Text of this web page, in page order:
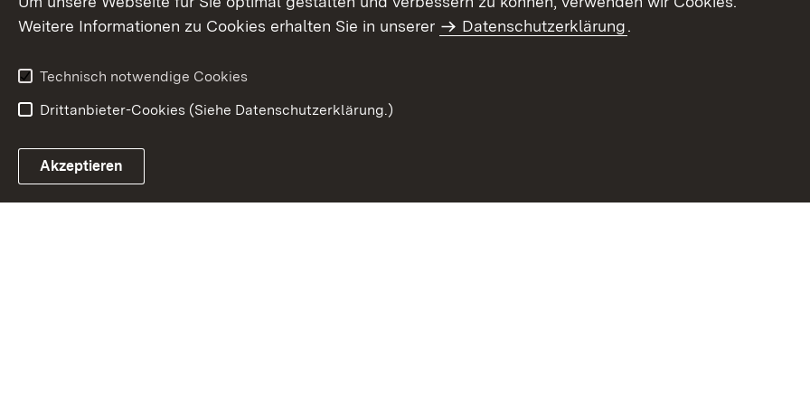
Weitere Informationen zu Cookies erhalten Sie in unserer
Datenschutzerklärung.
Technisch notwendige Cookies
Drittanbieter-Cookies (Siehe Datenschutzerklärung.)
Akzeptieren